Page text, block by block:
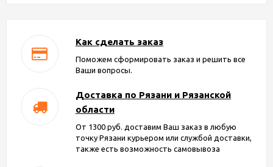
Как сделать заказ
Поможем сформировать заказ и решить все
Ваши вопросы.
Доставка по Рязани и Рязанской
области
От 1300 руб. доставим Ваш заказ в любую
точку Рязани курьером или службой доставки,
также есть возможность самовывоза